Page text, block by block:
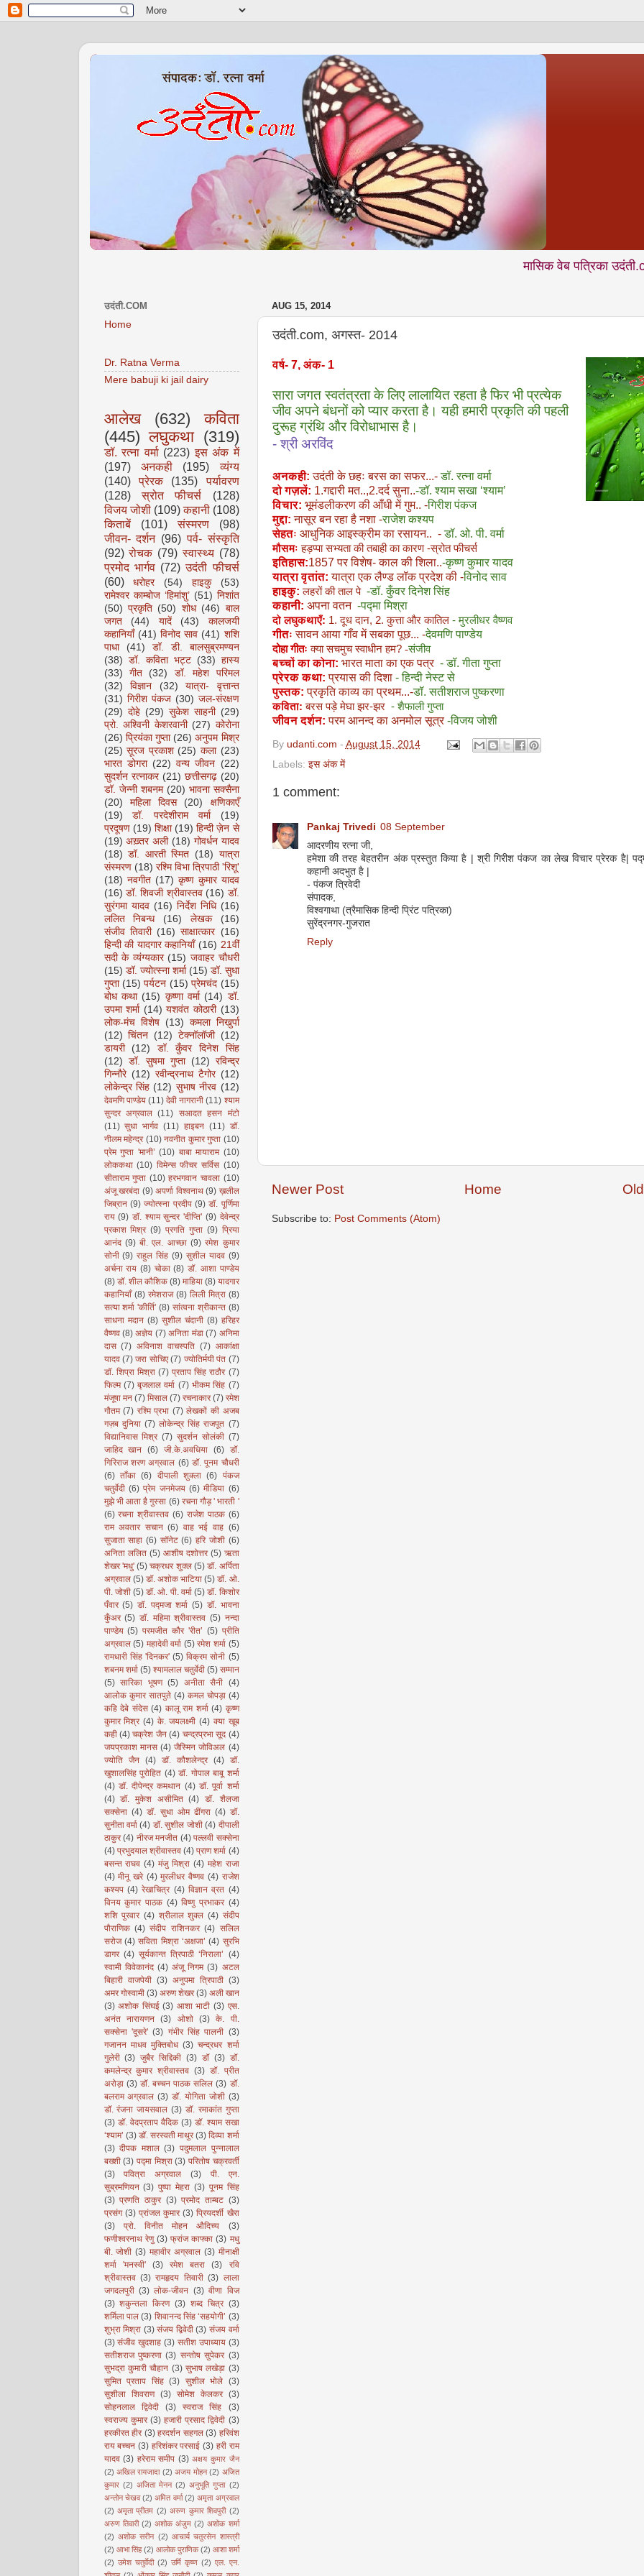
मासिक वेब पत्रिका उदंती.com में
AUG 15, 2014
उदंती.com, अगस्त- 2014
वर्ष- 7, अंक- 1
सारा जगत स्वतंत्रता के लिए लालायित रहता है फिर भी प्रत्येक
जीव अपने बंधनों को प्यार करता है। यही हमारी प्रकृति की पहली
दुरूह ग्रंथि और विरोधाभास है।
- श्री अरविंद
अनकही:उदंती के छहः बरस का सफर...-डॉ. रत्ना वर्मा
दो गज़लें: 1.गद्दारी मत..,2.दर्द सुना..-डॉ. श्याम सखा ‘श्याम’
विचार: भूमंडलीकरण की आँधी में गुम.. -गिरीश पंकज
मुद्दा:नासूर बन रहा है नशा -राजेश कश्यप
सेहतः आधुनिक आइस्क्रीम का रसायन.. -डॉ. ओ. पी. वर्मा
मौसमः हड़प्पा सभ्यता की तबाही का कारण -स्रोत फीचर्स
इतिहास:1857 पर विशेष- काल की शिला..-कृष्ण कुमार यादव
यात्रा वृतांत:यात्रा एक लैण्ड लॉक प्रदेश की -विनोद साव
हाइकु:लहरों की ताल पे -डॉ. कुँवर दिनेश सिंह
कहानी: अपना वतन -पद्मा मिश्रा
दो लघुकथाएँ: 1. दूध दान, 2. कुत्ता और कातिल - मुरलीधर वैष्णव
गीतःसावन आया गाँव में सबका पूछ... -देवमणि पाण्डेय
दोहा गीतःक्या सचमुच स्वाधीन हम?-संजीव
बच्चों का कोना: भारत माता का एक पत्र - डॉ. गीता गुप्ता
प्रेरक कथा: प्रयास की दिशा - हिन्दी नेस्ट से
पुस्तक: प्रकृति काव्य का प्रथम...-डॉ. सतीशराज पुष्करणा
कविता:बरस पड़े मेघा झर-झर - शैफाली गुप्ता
जीवन दर्शन: परम आनन्द का अनमोल सूत्र-विजय जोशी
By udanti.com - August 15, 2014
Labels: इस अंक में
1 comment:
Pankaj Trivedi 08 September
आदरणीय रत्ना जी,
हमेशा की तरह बेहतरीन अंक प्रस्तुत किया है | श्री गिरीश पंकज का लेख विचार प्रेरक है|
कहानी अदभुत है |
- पंकज त्रिवेदी
संपादक,
विश्वगाथा (त्रैमासिक हिन्दी प्रिंट पत्रिका)
सुरेंद्रनगर-गुजरात
Reply
Newer Post Home
Subscribe to: Post Comments (Atom)
उदंती.COM
Home
Dr. Ratna Verma
Mere babuji ki jail dairy
आलेख (632)
कविता
(445) लघुकथा (319)
डॉ. रत्ना वर्मा (223) इस अंक में
(197)
अनकही (195)
व्यंग्य
(140)
प्रेरक (135)
पर्यावरण
(128)
स्रोत फीचर्स
(128)
विजय जोशी (109) कहानी (108)
किताबें
(101) संस्मरण
(98)
जीवन- दर्शन (96) पर्व- संस्कृति
(92) रोचक (79) स्वास्थ्य (78)
प्रमोद भार्गव (72) उदंती फीचर्स
(60)
धरोहर (54) हाइकु
(53)
रामेश्वर काम्बोज ‘हिमांशु’ (51) निशांत
(50) प्रकृति (50) शोध (46) बाल
जगत
(44) यादें (43)
कालजयी
कहानियाँ (41) विनोद साव (41) शशि
पाधा
(41)
डॉ. डी. बालसुब्रमण्यन
(38) डॉ. कविता भट्ट (33) हास्य
(33)
गीत (32)
डॉ. महेश परिमल
(32)
विज्ञान (32)
यात्रा- वृत्तान्त
(31) गिरीश पंकज (30) जल-संरक्षण
(29) दोहे (29) सुकेश साहनी (29)
प्रो. अश्विनी केशरवानी (27) कोरोना
(26) प्रियंका गुप्ता (26) अनुपम मिश्र
(25) सूरज प्रकाश (25) कला (23)
भारत डोगरा (22) वन्य जीवन (22)
सुदर्शन रत्नाकर (21) छत्तीसगढ़ (20)
डॉ. जेन्नी शबनम (20) भावना सक्सैना
(20)
महिला दिवस (20)
क्षणिकाएँ
(19)
डॉ. परदेशीराम वर्मा
(19)
प्रदूषण (19) शिक्षा (19) हिन्दी ज़ेन से
(19) अख़्तर अली (18) गोवर्धन यादव
(18) डॉ. आरती स्मित (18) यात्रा
संस्मरण (18) रश्मि विभा त्रिपाठी 'रिशू'
(18) नवगीत (17) कृष्ण कुमार यादव
(16) डॉ. शिवजी श्रीवास्तव (16) डॉ.
सुरंगमा यादव (16) निर्देश निधि (16)
ललित निबन्ध
(16) लेखक
(16)
संजीव तिवारी (16) साक्षात्कार (16)
हिन्दी की यादगार कहानियाँ (16) 21वीं
सदी के व्यंग्यकार (15) जवाहर चौधरी
(15) डॉ. ज्योत्स्ना शर्मा (15) डॉ. सुधा
गुप्ता (15) पर्यटन (15) प्रेमचंद (15)
बोध कथा (15) कृष्णा वर्मा (14) डॉ.
उपमा शर्मा (14) यशवंत कोठारी (13)
लोक-मंच विशेष
(13) कमला निखुर्पा
(12) चिंतन (12) टेक्नॉलॉजी
(12)
डायरी
(12)
डॉ. कुँवर दिनेश सिंह
(12) डॉ. सुषमा गुप्ता (12) रविन्द्र
गिन्नौरे (12) रवीन्द्रनाथ टैगोर (12)
लोकेन्द्र सिंह (12) सुभाष नीरव (12)
देवमणि पाण्डेय (11) देवी नागरानी (11) श्याम
सुन्दर अग्रवाल (11) सआदत हसन मंटो
(11) सुधा भार्गव (11) हाइबन (11) डॉ.
नीलम महेन्द्र (10) नवनीत कुमार गुप्ता (10)
प्रेम गुप्ता 'मानी’ (10) बाबा मायाराम (10)
लोककथा (10) विमेन्स फीचर सर्विस (10)
सीताराम गुप्ता (10) हरभगवान चावला (10)
अंजू खरबंदा (9) अपर्णा विश्वनाथ (9) ख़लील
जिब्रान (9) ज्योत्स्ना प्रदीप (9) डॉ. पूर्णिमा
राय (9) डॉ. श्याम सुन्दर 'दीप्ति' (9) देवेन्द्र
प्रकाश मिश्र (9) प्रगति गुप्ता (9) प्रिया
आनंद (9) बी. एल. आच्छा (9) रमेश कुमार
सोनी (9) राहुल सिंह (9) सुशील यादव (9)
अर्चना राय (8) चोका (8) डॉ. आशा पाण्डेय
(8) डॉ. शील कौशिक (8) माहिया (8) यादगार
कहानियाँ (8) रमेशराज (8) लिली मित्रा (8)
सत्या शर्मा 'कीर्ति' (8) सांत्वना श्रीकान्त (8)
साधना मदान (8) सुशील चंदानी (8) हरिहर
वैष्णव (8) अज्ञेय (7) अनिता मंडा (7) अनिमा
दास (7) अविनाश वाचस्पति (7) आकांक्षा
यादव (7) जरा सोचिए (7) ज्योतिर्मयी पंत (7)
डॉ. शिप्रा मिश्रा (7) प्रताप सिंह राठौर (7)
फिल्म (7) बृजलाल वर्मा (7) भीकम सिंह (7)
मंजूषा मन (7) मिसाल (7) रचनाकार (7) रमेश
गौतम (7) रश्मि प्रभा (7) लेखकों की अजब
गज़ब दुनिया (7) लोकेन्द्र सिंह राजपूत (7)
विद्यानिवास मिश्र (7) सुदर्शन सोलंकी (7)
जाहिद खान (6) जी.के.अवधिया (6) डॉ.
गिरिराज शरण अग्रवाल (6) डॉ. पूनम चौधरी
(6) ताँका (6) दीपाली शुक्ला (6) पंकज
चतुर्वेदी (6) प्रेम जनमेजय (6) मीडिया (6)
मुझे भी आता है गुस्सा (6) रचना गौड़ ' भारती '
(6) रचना श्रीवास्तव (6) राजेश पाठक (6)
राम अवतार सचान (6) वाह भई वाह (6)
सुजाता साहा (6) सॉनेट (6) हरि जोशी (6)
अनिता ललित (5) आशीष दशोत्तर (5) ऋता
शेखर 'मधु' (5) चक्रधर शुक्ल (5) डॉ. अर्पिता
अग्रवाल (5) डॉ. अशोक भाटिया (5) डॉ. ओ.
पी. जोशी (5) डॉ. ओ. पी. वर्मा (5) डॉ. किशोर
पँवार (5) डॉ. पद्मजा शर्मा (5) डॉ. भावना
कुँअर (5) डॉ. महिमा श्रीवास्तव (5) नन्दा
पाण्डेय (5) परमजीत कौर 'रीत’ (5) प्रीति
अग्रवाल (5) महादेवी वर्मा (5) रमेश शर्मा (5)
रामधारी सिंह 'दिनकर' (5) विक्रम सोनी (5)
शबनम शर्मा (5) श्यामलाल चतुर्वेदी (5) सम्मान
(5) सारिका भूषण (5) अनीता सैनी (4)
आलोक कुमार सातपुते (4) कमल चोपड़ा (4)
कहि देबे संदेस (4) कालू राम शर्मा (4) कृष्ण
कुमार मिश्र (4) के. जयलक्ष्मी (4) क्या खूब
कही (4) चक्रेश जैन (4) चन्द्रप्रभा सूद (4)
जयप्रकाश मानस (4) जैस्मिन जोविअल (4)
ज्योति जैन
(4) डॉ. कौशलेन्द्र (4)
डॉ.
खुशालसिंह पुरोहित (4) डॉ. गोपाल बाबू शर्मा
(4) डॉ. दीपेन्द्र कमथान (4) डॉ. पूर्वा शर्मा
(4) डॉ. मुकेश असीमित (4) डॉ. शैलजा
सक्सेना (4) डॉ. सुधा ओम ढींगरा (4) डॉ.
सुनीता वर्मा (4) डॉ. सुशील जोशी (4) दीपाली
ठाकुर (4) नीरज मनजीत (4) पल्लवी सक्सेना
(4) प्रभुदयाल श्रीवास्तव (4) प्राण शर्मा (4)
बसन्त राघव (4) मंजु मिश्रा (4) महेश राजा
(4) मीनू खरे (4) मुरलीधर वैष्णव (4) राजेश
कश्यप (4) रेखाचित्र (4) विज्ञान व्रत (4)
विनय कुमार पाठक (4) विष्णु प्रभाकर (4)
शशि पुरवार (4) श्रीलाल शुक्ल (4) संदीप
पौराणिक (4) संदीप राशिनकर (4) सलिल
सरोज (4) सविता मिश्रा ‘अक्षजा’ (4) सुरभि
डागर (4) सूर्यकान्त त्रिपाठी ‘निराला’ (4)
स्वामी विवेकानंद (4) अंजू निगम (3) अटल
बिहारी वाजपेयी (3) अनुपमा त्रिपाठी (3)
अमर गोस्वामी (3) अरुण शेखर (3) अली खान
(3) अशोक सिंघई (3) आशा भाटी (3) एस.
अनंत नारायणन (3) ओशो (3) के. पी.
सक्सेना 'दूसरे' (3) गंभीर सिंह पालनी (3)
गजानन माधव मुक्तिबोध (3) चन्द्रधर शर्मा
गुलेरी (3) जुबैर सिद्दिकी (3) डॉ (3) डॉ.
कमलेन्द्र कुमार श्रीवास्तव (3) डॉ. प्रीत
अरोड़ा (3) डॉ. बच्चन पाठक सलिल (3) डॉ.
बलराम अग्रवाल (3) डॉ. योगिता जोशी (3)
डॉ. रंजना जायसवाल (3) डॉ. रमाकांत गुप्ता
(3) डॉ. वेदप्रताप वैदिक (3) डॉ. श्याम सखा
‘श्याम’ (3) डॉ. सरस्वती माथुर (3) दिव्या शर्मा
(3) दीपक मशाल (3) पदुमलाल पुन्नालाल
बख्शी (3) पद्मा मिश्रा (3) परितोष चक्रवर्ती
(3)
पवित्रा अग्रवाल (3)
पी. एन.
सुब्रमणियन (3) पुष्पा मेहरा (3) पूनम सिंह
(3) प्रणति ठाकुर (3) प्रमोद ताम्बट (3)
प्रसंग (3) प्रांजल कुमार (3) प्रियदर्शी खैरा
(3)
प्रो. विनीत मोहन औदिच्य
(3)
फणीश्वरनाथ रेणु (3) फ्रांज काफ्का (3) मधु
बी. जोशी (3) महावीर अग्रवाल (3) मीनाक्षी
शर्मा 'मनस्वी'
(3) रमेश बतरा (3)
रवि
श्रीवास्तव (3) रामहृदय तिवारी (3) लाला
जगदलपुरी (3) लोक-जीवन (3) वीणा विज
(3) शकुन्तला किरण (3) शब्द चित्र (3)
शर्मिला पाल (3) शिवानन्द सिंह ‘सहयोगी’ (3)
शुभ्रा मिश्रा (3) संजय द्विवेदी (3) संजय वर्मा
(3) संजीव खुदशाह (3) सतीश उपाध्याय (3)
सतीशराज पुष्करणा (3) सन्तोष सुपेकर (3)
सुभद्रा कुमारी चौहान (3) सुभाष लखेड़ा (3)
सुमित प्रताप सिंह (3) सुशील भोले (3)
सुशीला शिवराण
(3) सोमेश केलकर
(3)
सोहनलाल द्विवेदी
(3) स्वराज सिंह
(3)
स्वराज्य कुमार (3) हजारी प्रसाद द्विवेदी (3)
हरकीरत हीर (3) हरदर्शन सहगल (3) हरिवंश
राय बच्चन (3) हरिशंकर परसाई (3) हरी राम
यादव (3) हरेराम समीप (3) अक्षय कुमार जैन
(2) अखिल रायजादा (2) अजय मोहन (2) अजित
कुमार (2) अजिता मेनन (2) अनुभूति गुप्ता (2)
अन्तोन चेखव (2) अमित वर्मा (2) अमृता अग्रवाल
(2) अमृता प्रीतम (2) अरुण कुमार शिवपुरी (2)
अरुण तिवारी (2) अशोक अंजुम (2) अशोक शर्मा
(2) अशोक सरीन (2) आचार्य चतुरसेन शास्त्री
(2) आभा सिंह (2) आलोक पुराणिक (2) आशा शर्मा
(2) उमेश चतुर्वेदी (2) उर्मि कृष्ण (2) एल. एन.